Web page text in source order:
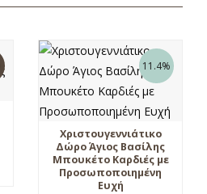
11.4%
Χριστουγεννιάτικο
Δώρο Άγιος Βασίλης
Μπουκέτο Καρδιές με
Προσωποποιημένη
Ευχή